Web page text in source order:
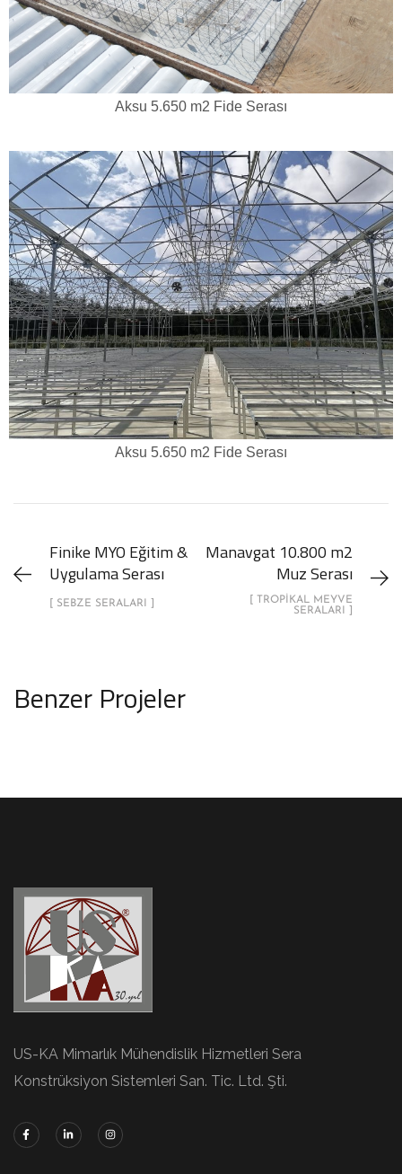
Aksu 5.650 m2 Fide Serası
Aksu 5.650 m2 Fide Serası
Finike MYO Eğitim &
Uygulama Serası
[ SEBZE SERALARI ]
Manavgat 10.800 m2
Muz Serası
[ TROPIKAL MEYVE
SERALARI ]
Benzer Projeler
US-KA Mimarlık Mühendislik Hizmetleri Sera
Konstrüksiyon Sistemleri San. Tic. Ltd. Şti.